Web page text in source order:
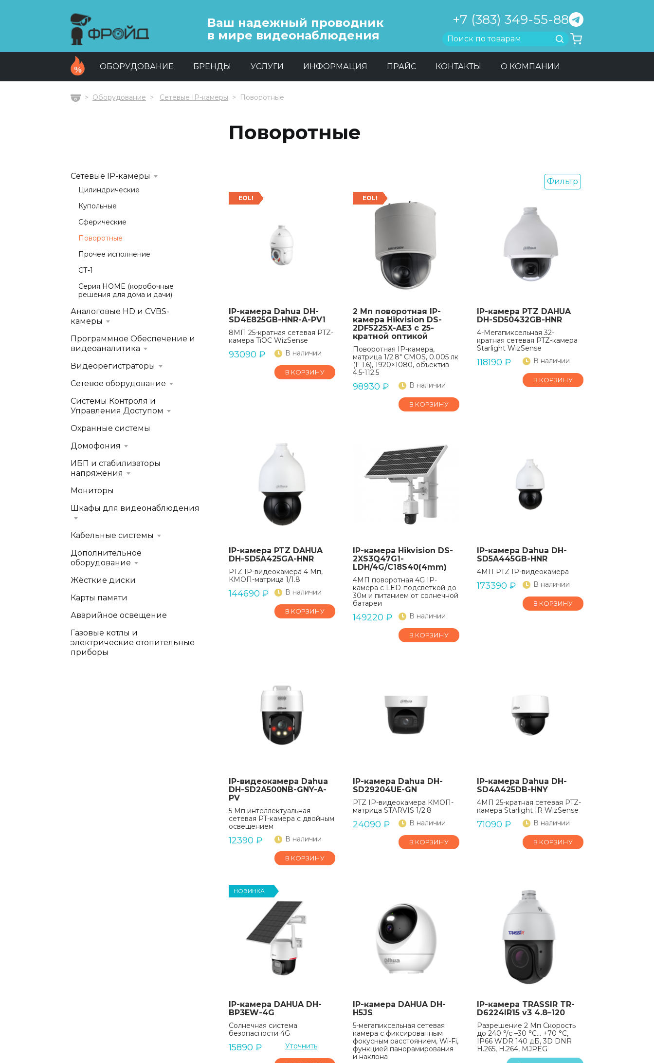
Ваш надежный проводник
в мире видеонаблюдения
+7 (383) 349-55-88
Найти
ОБОРУДОВАНИЕ БРЕНДЫ УСЛУГИ ИНФОРМАЦИЯ ПРАЙС КОНТАКТЫ О КОМПАНИИ
ГлавнаяОборудование Сетевые IP-камеры Поворотные
Поворотные
Фильтр
EOL!
IP-камера Dahua DH-
SD4E825GB-HNR-A-PV1
8МП 25-кратная сетевая PTZ-
камера TiOC WizSense
93090 ₽ В наличии
В КОРЗИНУ
EOL!
2 Мп поворотная IP-
камера Hikvision DS-
2DF5225X-AE3 с 25-
кратной оптикой
Поворотная IP-камера,
матрица 1/2.8" CMOS, 0.005 лк
(F 1.6), 1920×1080, объектив
4.5-112.5
98930 ₽ В наличии
В КОРЗИНУ
IP-камера PTZ DAHUA
DH-SD50432GB-HNR
4-Мегапиксельная 32-
кратная сетевая PTZ-камера
Starlight WizSense
118190 ₽ В наличии
В КОРЗИНУ
IP-камера PTZ DAHUA
DH-SD5A425GA-HNR
PTZ IP-видеокамера 4 Мп,
КМОП-матрица 1/1.8
144690 ₽ В наличии
В КОРЗИНУ
IP-камера Hikvision DS-
2XS3Q47G1-
LDH/4G/C18S40(4mm)
4МП поворотная 4G IP-
камера с LED-подсветкой до
30м и питанием от солнечной
батареи
149220 ₽ В наличии
В КОРЗИНУ
IP-камера Dahua DH-
SD5A445GB-HNR
4МП PTZ IP-видеокамера
173390 ₽ В наличии
В КОРЗИНУ
IP-видеокамера Dahua
DH-SD2A500NB-GNY-A-
PV
5 Мп интеллектуальная
сетевая PT-камера с двойным
освещением
12390 ₽ В наличии
В КОРЗИНУ
IP-камера Dahua DH-
SD29204UE-GN
PTZ IP-видеокамера КМОП-
матрица STARVIS 1/2.8
24090 ₽ В наличии
В КОРЗИНУ
IP-камера Dahua DH-
SD4A425DB-HNY
4МП 25-кратная сетевая PTZ-
камера Starlight IR WizSense
71090 ₽ В наличии
В КОРЗИНУ
НОВИНКА
IP-камера DAHUA DH-
BP3EW-4G
Солнечная система
безопасности 4G
15890 ₽ Уточнить
IP-камера DAHUA DH-
H5JS
5-мегапиксельная сетевая
камера с фиксированным
фокусным расстоянием, Wi-Fi,
функцией панорамирования
и наклона
IP-камера TRASSIR TR-
D6224IR15 v3 4.8–120
Разрешение 2 Мп Скорость
до 240 °/с –30 °C... +70 °C,
IP66 WDR 140 дБ, 3D DNR
H.265, H.264, MJPEG
Сетевые IP-камеры
Цилиндрические
Купольные
Сферические
Поворотные
Прочее исполнение
СТ-1
Серия HOME (коробочные
решения для дома и дачи)
Аналоговые HD и CVBS-
камеры
Программное Обеспечение и
видеоаналитика
Видеорегистраторы
Сетевое оборудование
Системы Контроля и
Управления Доступом
Охранные системы
Домофония
ИБП и стабилизаторы
напряжения
Мониторы
Шкафы для видеонаблюдения
Кабельные системы
Дополнительное
оборудование
Жёсткие диски
Карты памяти
Аварийное освещение
Газовые котлы и
электрические отопительные
приборы